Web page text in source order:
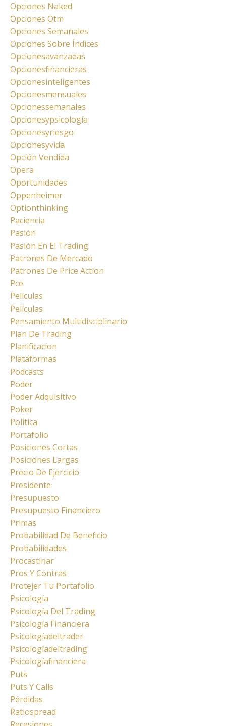
Opciones Naked
Opciones Otm
Opciones Semanales
Opciones Sobre Índices
Opcionesavanzadas
Opcionesfinancieras
Opcionesinteligentes
Opcionesmensuales
Opcionessemanales
Opcionesypsicología
Opcionesyriesgo
Opcionesyvida
Opción Vendida
Opera
Oportunidades
Oppenheimer
Optionthinking
Paciencia
Pasión
Pasión En El Trading
Patrones De Mercado
Patrones De Price Action
Pce
Peliculas
Películas
Pensamiento Multidisciplinario
Plan De Trading
Planificacion
Plataformas
Podcasts
Poder
Poder Adquisitivo
Poker
Politica
Portafolio
Posiciones Cortas
Posiciones Largas
Precio De Ejercicio
Presidente
Presupuesto
Presupuesto Financiero
Primas
Probabilidad De Beneficio
Probabilidades
Procastinar
Pros Y Contras
Protejer Tu Portafolio
Psicología
Psicología Del Trading
Psicología Financiera
Psicologíadeltrader
Psicologíadeltrading
Psicologíafinanciera
Puts
Puts Y Calls
Pérdidas
Ratiospread